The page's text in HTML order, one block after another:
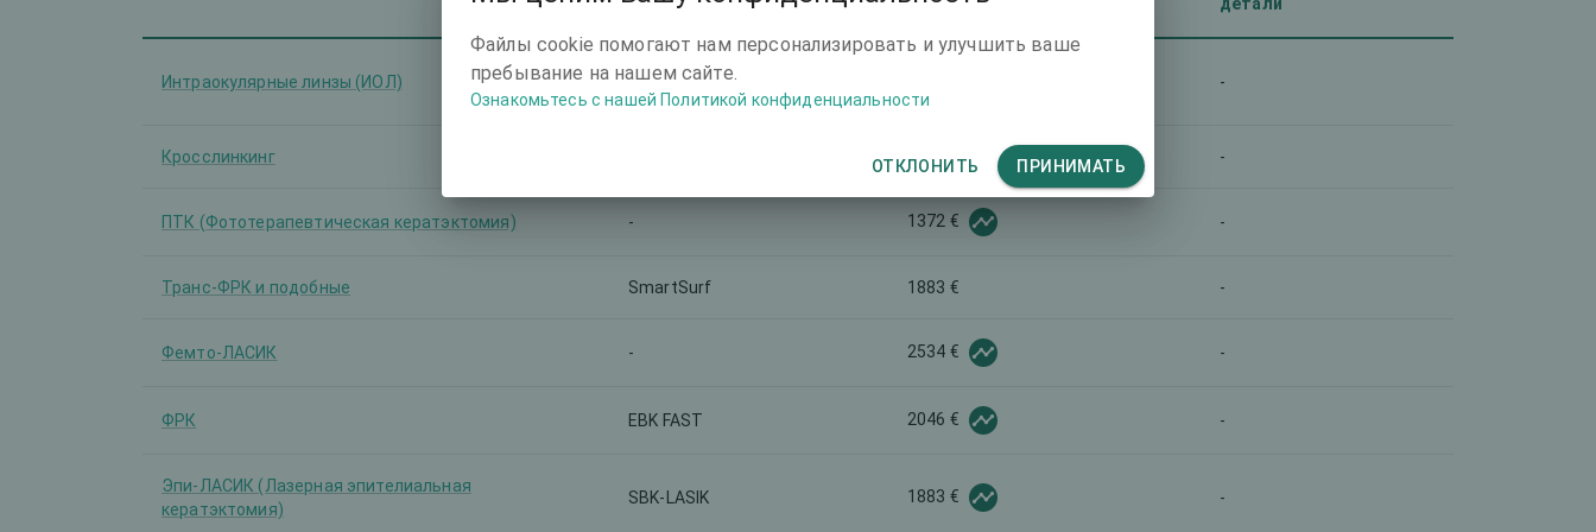
Интраокулярные линзы (ИОЛ)
Refrakcyjna wymiana
soczewki
-
Кросслинкинг - -
ПТК (Фототерапевтическая кератэктомия) - 1372 € -
Транс-ФРК и подобные SmartSurf 1883 € -
Фемто-ЛАСИК - 2534 € -
ФРК EBK FAST 2046 € -
Эпи-ЛАСИК (Лазерная эпителиальная
кератэктомия)
SBK-LASIK 1883 € -
Файлы cookie помогают нам персонализировать и улучшить ваше
пребывание на нашем сайте.
Ознакомьтесь с нашей Политикой конфиденциальности
ОТКЛОНИТЬ ПРИНИМАТЬ